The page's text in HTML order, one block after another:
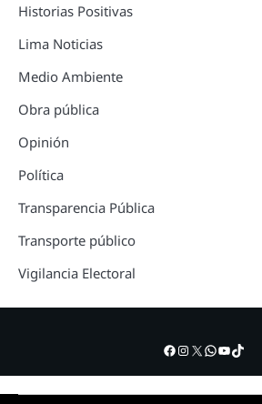
Historias Positivas
Lima Noticias
Medio Ambiente
Obra pública
Opinión
Política
Transparencia Pública
Transporte público
Vigilancia Electoral
Facebook
Instagram
X WhatsApp
YouTube
TikTok